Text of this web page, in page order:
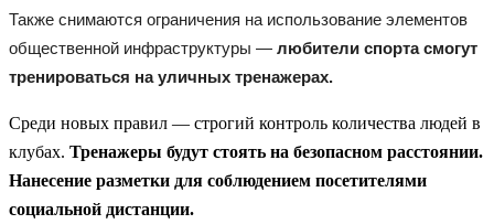
Также снимаются ограничения на использование элементов
общественной инфраструктуры — любители спорта смогут
тренироваться на уличных тренажерах.
Среди новых правил — строгий контроль количества людей в
клубах. Тренажеры будут стоять на безопасном расстоянии.
Нанесение разметки для соблюдением посетителями
социальной дистанции.